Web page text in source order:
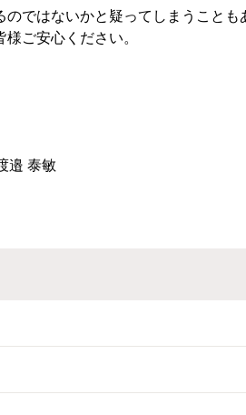
ではないかと疑ってしまうこと
皆様ご安心ください。
邉 泰敏